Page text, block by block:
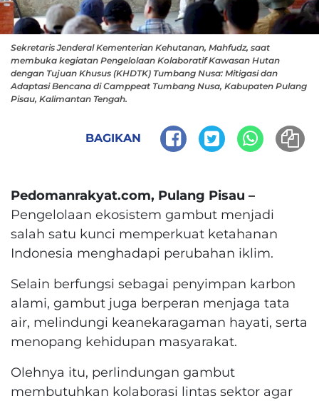
Sekretaris Jenderal Kementerian Kehutanan, Mahfudz, saat
membuka kegiatan Pengelolaan Kolaboratif Kawasan Hutan
dengan Tujuan Khusus (KHDTK) Tumbang Nusa: Mitigasi dan
Adaptasi Bencana di Camppeat Tumbang Nusa, Kabupaten Pulang
Pisau, Kalimantan Tengah.
BAGIKAN
Pedomanrakyat.com, Pulang Pisau –
Pengelolaan ekosistem gambut menjadi
salah satu kunci memperkuat ketahanan
Indonesia menghadapi perubahan iklim.
Selain berfungsi sebagai penyimpan karbon
alami, gambut juga berperan menjaga tata
air, melindungi keanekaragaman hayati, serta
menopang kehidupan masyarakat.
Olehnya itu, perlindungan gambut
membutuhkan kolaborasi lintas sektor agar